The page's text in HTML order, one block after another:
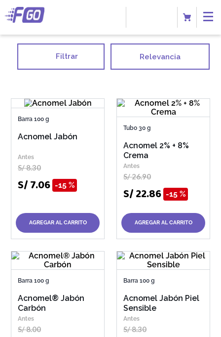
Filtrar Relevancia
Barra 100 g
Acnomel Jabón
S/8.30
S/7.06 15 %
AGREGAR AL CARRITO
Tubo 30 g
Acnomel 2% + 8%
Crema
S/26.90
S/22.86 15 %
AGREGAR AL CARRITO
Barra 100 g
Acnomel® Jabón
Carbón
S/8.00
Barra 100 g
Acnomel Jabón Piel
Sensible
S/8.30